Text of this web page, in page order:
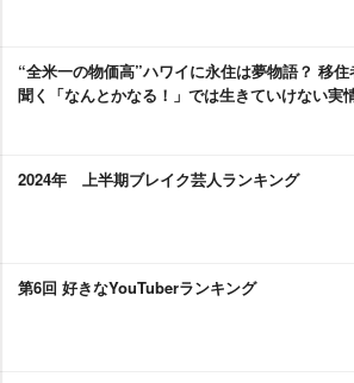
“全米一の物価高”ハワイに永住は夢物語？ 移住
聞く「なんとかなる！」では生きていけない実
2024年 上半期ブレイク芸人ランキング
第6回 好きなYouTuberランキング